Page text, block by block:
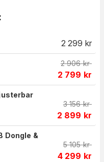
2 299 kr
2 906 kr
2 799 kr
3 156 kr
2 899 kr
Dongle &
5 105 kr
4 299 kr